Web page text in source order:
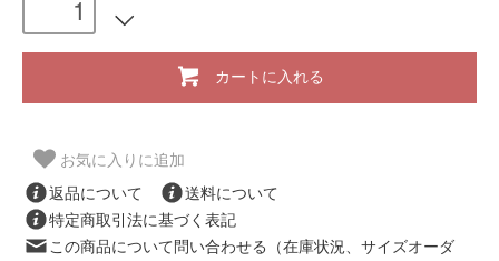
カートに入れる
お気に入りに追加
返品について
送料について
特定商取引法に基づく表記
この商品について問い合わせる（在庫状況、サイズオーダ